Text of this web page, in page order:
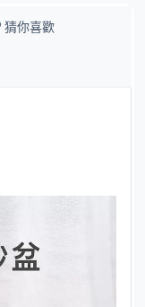
猜你喜歡